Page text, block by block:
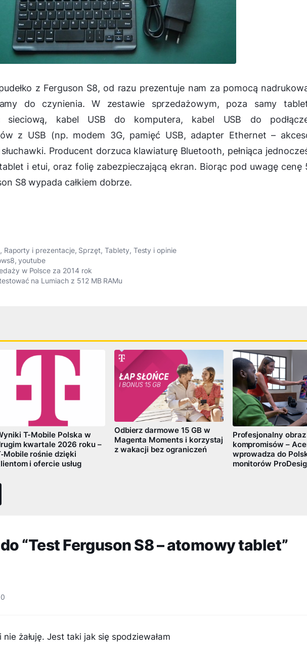
z Ferguson S8, od razu prezentuje nam za pomocą
do czynienia. W zestawie sprzedażowym, poza samy
sieciową, kabel USB do komputera, kabel USB do
z USB (np. modem 3G, pamięć USB, adapter Ethernet –
Producent dorzuca klawiaturę Bluetooth, pełniąca
i etui, oraz folię zabezpieczającą ekran. Biorąc pod uwagę cenę
S8 wypada całkiem dobrze.
, Raporty i prezentacje, Sprzęt,Tablety, Testy i opinie
,youtube
w Polsce za 2014 rok
na Lumiach z 512 MB RAMu
T-Mobile Polska w
kwartale 2026 roku –
rośnie dzięki
i ofercie usług
Odbierz darmowe 15 GB w
Magenta Moments i korzystaj
z wakacji bez ograniczeń
Profesjonalny
kompromisów –
wprowadza do
monitorów
“Test Ferguson S8 – atomowy tablet”
nie żałuję. Jest taki jak się spodziewałam